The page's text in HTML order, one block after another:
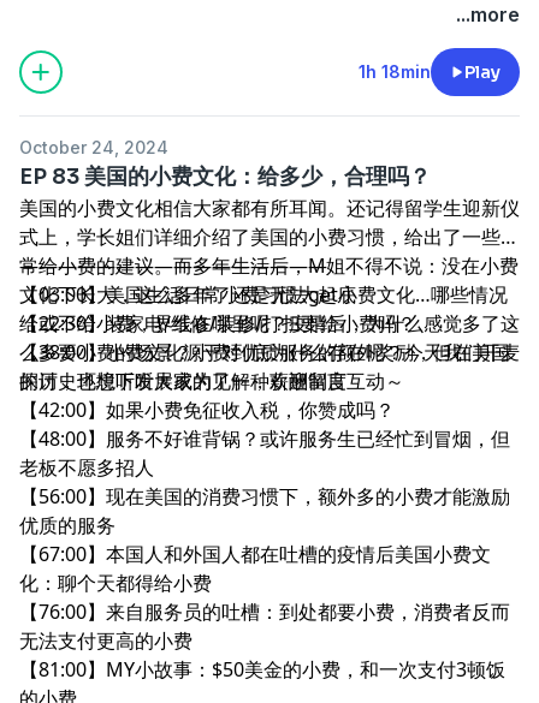
...more
1h 18min Play
October 24, 2024
EP 83 美国的小费文化：给多少，合理吗？
美国的小费文化相信大家都有所耳闻。还记得留学生迎新仪
式上，学长姐们详细介绍了美国的小费习惯，给出了一些日
常给小费的建议。而多年生活后，M姐不得不说：没在小费
文化下长大，这么多年了还是无法get小费文化…哪些情况
给或不给小费，界线在哪里呢？疫情后，为什么感觉多了这
么多要小费的场景？小费到底为什么存在呢？今天我们开麦
探讨，也想听听大家的见解，欢迎留言互动～
————————————————
【03:00】美国生活日常小费习惯大起底
【22:30】装家电/维修/装修/打扫要给小费吗？
【38:00】小费文化源于对优质服务的额外奖励，但在美国
的历史环境下发展成为了一种薪酬制度
【42:00】如果小费免征收入税，你赞成吗？
【48:00】服务不好谁背锅？或许服务生已经忙到冒烟，但
老板不愿多招人
【56:00】现在美国的消费习惯下，额外多的小费才能激励
优质的服务
【67:00】本国人和外国人都在吐槽的疫情后美国小费文
化：聊个天都得给小费
【76:00】来自服务员的吐槽：到处都要小费，消费者反而
无法支付更高的小费
【81:00】MY小故事：$50美金的小费，和一次支付3顿饭